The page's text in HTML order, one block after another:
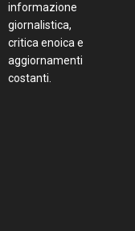
informazione
giornalistica,
critica enoica e
aggiornamenti
costanti.